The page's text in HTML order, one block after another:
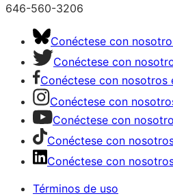
646-560-3206
Conéctese con
Conéctese con
Conéctese con nosotros
Conéctese con
Conéctese con
Conéctese con
Conéctese con
Términos de uso